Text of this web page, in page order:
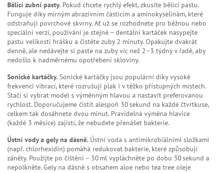
Bělící zubní pasty. Pokud chcete rychlý efekt, zkusíte bělící pastu.
Funguje díky mírným abrazivním částicím a aminokyselinám, které
odstraňují povrchové skvrny. Ať už se rozhodnete pro běžnou nebo
speciální verzi, používání je stejné – dentální kartáček nasypejte
pastu velikosti hrášku a čistěte zuby 2 minuty. Opakujte dvakrát
denně, ale nedávejte si paste na zuby víc než 2–3 týdny v řadě, aby
nedošlo k nadměrnému opotřebení skloviny.
Sonické kartáčky. Sonické kartáčky jsou populární díky vysoké
frekvenci vibrací, které rozrušují plak i v těžko přístupných místech.
Stačí si vybrat model s výměnným hlavou a nastavit preferovanou
rychlost. Doporučujeme čistit alespoň 30 sekund na každé čtvrtkuse,
celkem tak dosáhnete dvou minut. Pravidelná výměna hlavice
(každé 3 měsíce) zajistí, že nebudete přenášet bakterie.
Ústní vody a gely na dásně. Ústní voda s antimikrobiálními složkami
(např. chlorhexidin) pomáhá redukovat bakterie, které způsobují
záněty. Použijte po čištění – 30 ml vypláchněte po dobu 30 sekund a
nepolkněte. Gely na dásně s obsahem aloe nebo tea tree oleje